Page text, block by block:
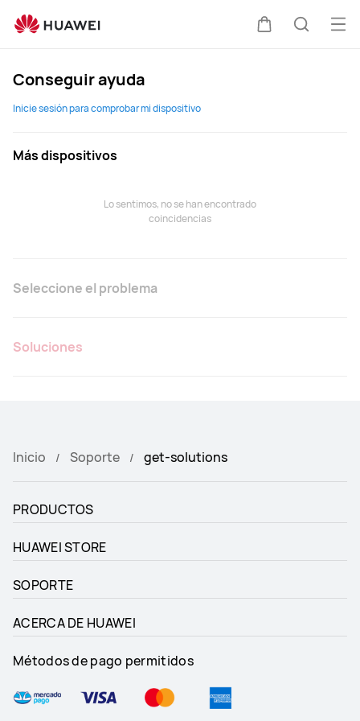
técnico
Conseguir ayuda
Inicie sesión para comprobar mi dispositivo
Más dispositivos
Lo sentimos, no se han encontrado
coincidencias
Seleccione el problema
Soluciones
Inicio Soporte get-solutions
PRODUCTOS
HUAWEI STORE
SOPORTE
ACERCA DE HUAWEI
Métodos de pago permitidos